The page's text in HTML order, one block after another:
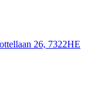
26, 7322HE